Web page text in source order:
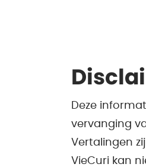
Deze
vervanging
Vertalingen
VieCuri kan